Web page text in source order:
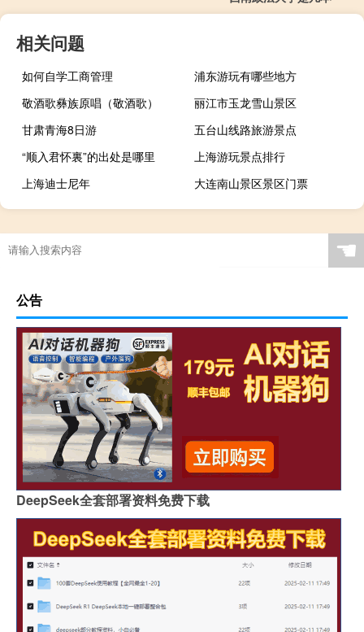
相关问题
如何自学工商管理
浦东游玩有哪些地方
敬酒歌彝族原唱（敬酒歌）
丽江市玉龙雪山景区
甘肃青海8日游
五台山线路旅游景点
“顺入君怀裏”的出处是哪里
上海游玩景点排行
上海迪士尼年
大连南山景区景区门票
☚
公告
DeepSeek全套部署资料免费下载